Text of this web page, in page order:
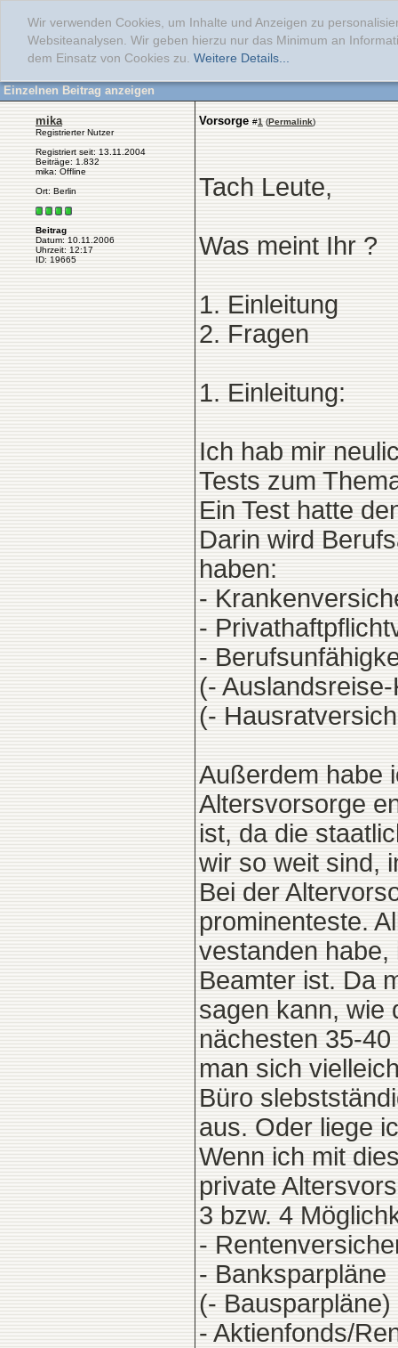
Wir verwenden Cookies, um Inhalte und Anzeigen zu
Websiteanalysen. Wir geben hierzu nur das Minimum an
dem Einsatz von Cookies zu. Weitere Details...
Einzelnen Beitrag anzeigen
mika
Registrierter Nutzer
Registriert seit: 13.11.2004
Beiträge: 1.832
mika: Offline
Ort: Berlin
Beitrag
Datum: 10.11.2006
Uhrzeit: 12:17
ID: 19665
Vorsorge #1 (Permalink)
Tach Leute,
Was meint Ihr ?
1. Einleitung
2. Fragen
1. Einleitung:
Ich hab mir
Tests zum
Ein Test hatte
Darin wird
haben:
-
-
-
(-
(-
Außerdem habe
Altersvorsorge
ist, da die
wir so weit sind,
Bei der
prominenteste.
vestanden habe,
Beamter ist. Da
sagen kann, wie
nächesten 35-
man sich
Büro
aus. Oder liege
Wenn ich mit
private
3 bzw. 4
-
- Banksparpläne
(- Bausparpläne)
- Aktienfonds/